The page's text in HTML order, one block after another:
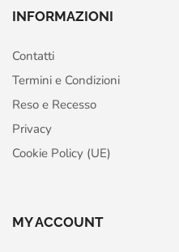
INFORMAZIONI
Contatti
Termini e Condizioni
Reso e Recesso
Privacy
Cookie Policy (UE)
MY ACCOUNT